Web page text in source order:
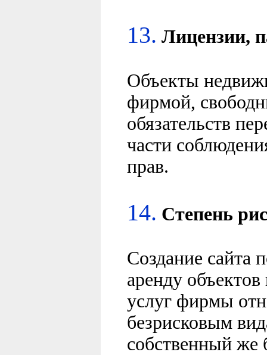
13. Лицензии,
Объекты
фирмой,
обязательств
части
прав.
14. Степень
Создание сайта
аренду
услуг фирмы
безрисковым
собственный